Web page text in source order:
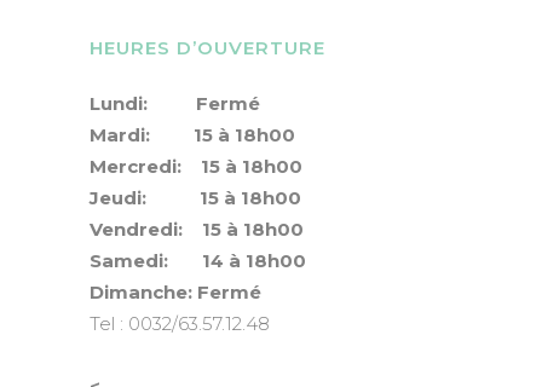
HEURES D’OUVERTURE
Lundi: Fermé
Mardi: 15 à 18h00
Mercredi: 15 à 18h00
Jeudi: 15 à 18h00
Vendredi: 15 à 18h00
Samedi: 14 à 18h00
Dimanche: Fermé
Tel : 0032/63.57.12.48